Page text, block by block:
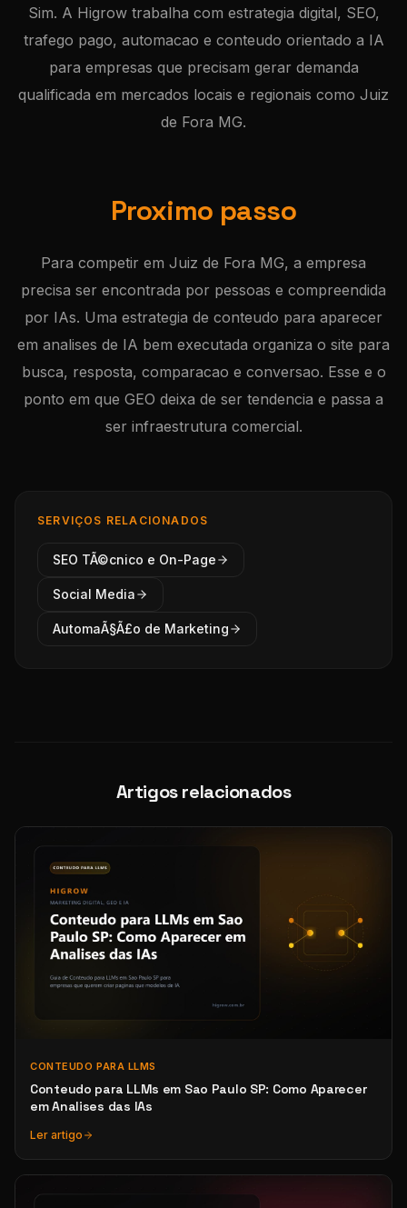
Sim. A Higrow trabalha com estrategia digital, SEO,
trafego pago, automacao e conteudo orientado a IA
para empresas que precisam gerar demanda
qualificada em mercados locais e regionais como Juiz
de Fora MG.
Proximo passo
Para competir em Juiz de Fora MG, a empresa
precisa ser encontrada por pessoas e compreendida
por IAs. Uma estrategia de conteudo para aparecer
em analises de IA bem executada organiza o site para
busca, resposta, comparacao e conversao. Esse e o
ponto em que GEO deixa de ser tendencia e passa a
ser infraestrutura comercial.
SERVIÇOS RELACIONADOS
SEO TÃ©cnico e On-Page
Social Media
AutomaÃ§Ã£o de Marketing
Artigos relacionados
CONTEUDO PARA LLMS
Conteudo para LLMs em Sao Paulo SP: Como Aparecer
em Analises das IAs
Ler artigo